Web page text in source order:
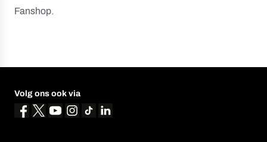
Fanshop.
Volg ons ook via